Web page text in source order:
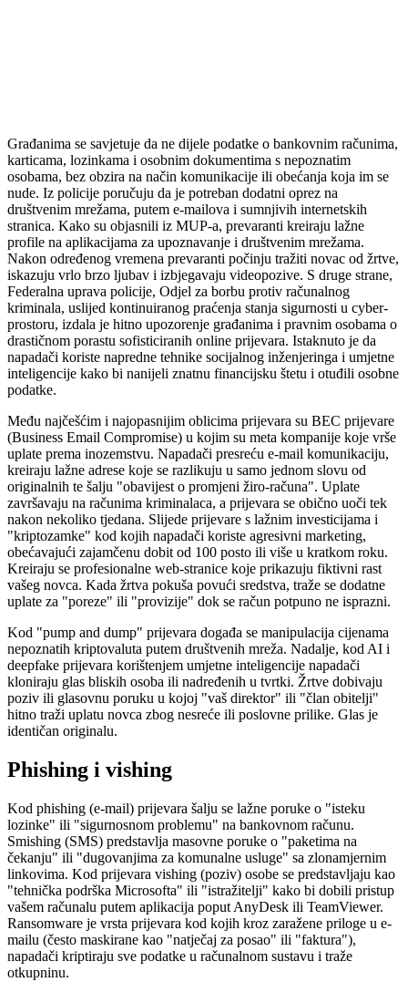
Građanima se savjetuje da ne dijele podatke o bankovnim računima,
karticama, lozinkama i osobnim dokumentima s nepoznatim
osobama, bez obzira na način komunikacije ili obećanja koja im se
nude. Iz policije poručuju da je potreban dodatni oprez na
društvenim mrežama, putem e-mailova i sumnjivih internetskih
stranica. Kako su objasnili iz MUP-a, prevaranti kreiraju lažne
profile na aplikacijama za upoznavanje i društvenim mrežama.
Nakon određenog vremena prevaranti počinju tražiti novac od žrtve,
iskazuju vrlo brzo ljubav i izbjegavaju videopozive. S druge strane,
Federalna uprava policije, Odjel za borbu protiv računalnog
kriminala, uslijed kontinuiranog praćenja stanja sigurnosti u cyber-
prostoru, izdala je hitno upozorenje građanima i pravnim osobama o
drastičnom porastu sofisticiranih online prijevara. Istaknuto je da
napadači koriste napredne tehnike socijalnog inženjeringa i umjetne
inteligencije kako bi nanijeli znatnu financijsku štetu i otuđili osobne
podatke.
Među najčešćim i najopasnijim oblicima prijevara su BEC prijevare
(Business Email Compromise) u kojim su meta kompanije koje vrše
uplate prema inozemstvu. Napadači presreću e-mail komunikaciju,
kreiraju lažne adrese koje se razlikuju u samo jednom slovu od
originalnih te šalju "obavijest o promjeni žiro-računa". Uplate
završavaju na računima kriminalaca, a prijevara se obično uoči tek
nakon nekoliko tjedana. Slijede prijevare s lažnim investicijama i
"kriptozamke" kod kojih napadači koriste agresivni marketing,
obećavajući zajamčenu dobit od 100 posto ili više u kratkom roku.
Kreiraju se profesionalne web-stranice koje prikazuju fiktivni rast
vašeg novca. Kada žrtva pokuša povući sredstva, traže se dodatne
uplate za "poreze" ili "provizije" dok se račun potpuno ne isprazni.
Kod "pump and dump" prijevara događa se manipulacija cijenama
nepoznatih kriptovaluta putem društvenih mreža. Nadalje, kod AI i
deepfake prijevara korištenjem umjetne inteligencije napadači
kloniraju glas bliskih osoba ili nadređenih u tvrtki. Žrtve dobivaju
poziv ili glasovnu poruku u kojoj "vaš direktor" ili "član obitelji"
hitno traži uplatu novca zbog nesreće ili poslovne prilike. Glas je
identičan originalu.
Phishing i vishing
Kod phishing (e-mail) prijevara šalju se lažne poruke o "isteku
lozinke" ili "sigurnosnom problemu" na bankovnom računu.
Smishing (SMS) predstavlja masovne poruke o "paketima na
čekanju" ili "dugovanjima za komunalne usluge" sa zlonamjernim
linkovima. Kod prijevara vishing (poziv) osobe se predstavljaju kao
"tehnička podrška Microsofta" ili "istražitelji" kako bi dobili pristup
vašem računalu putem aplikacija poput AnyDesk ili TeamViewer.
Ransomware je vrsta prijevara kod kojih kroz zaražene priloge u e-
mailu (često maskirane kao "natječaj za posao" ili "faktura"),
napadači kriptiraju sve podatke u računalnom sustavu i traže
otkupninu.